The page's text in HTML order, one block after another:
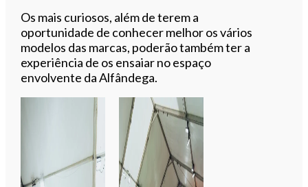
Os mais curiosos, além de terem a
oportunidade de conhecer melhor os vários
modelos das marcas, poderão também ter a
experiência de os ensaiar no espaço
envolvente da Alfândega.